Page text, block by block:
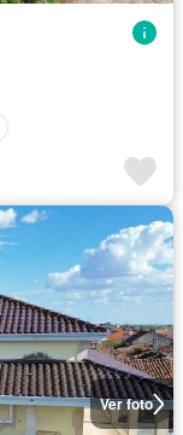
Ver foto